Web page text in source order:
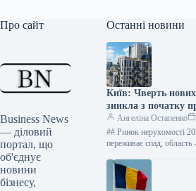
Про сайт
Business News
— діловий
портал, що
об'єднує
новини
бізнесу,
Останні новини
Київ: Чверть нових
зникла з початку
2026 році – дані
Ангеліна Остапенко
## Ринок нерухомості
переживає спад,
Гришина Від початку